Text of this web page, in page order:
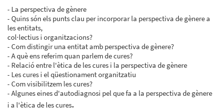
- La perspectiva de gènere
- Quins són els punts clau per incorporar la perspectiva de gènere a
les entitats,
col·lectius i organitzacions?
- Com distingir una entitat amb perspectiva de gènere?
- A què ens referim quan parlem de cures?
- Relació entre l'ètica de les cures i la perspectiva de gènere
- Les cures i el qüestionament organitzatiu
- Com visibilitzem les cures?
- Algunes eines d'autodiagnosi pel que fa a la perspectiva de gènere
i a l'ètica de les cures.